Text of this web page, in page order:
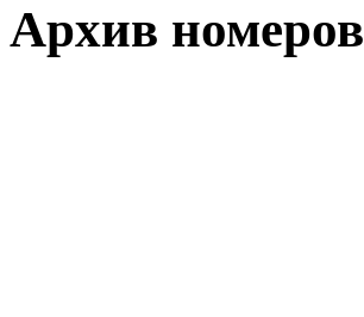
Архив номеров